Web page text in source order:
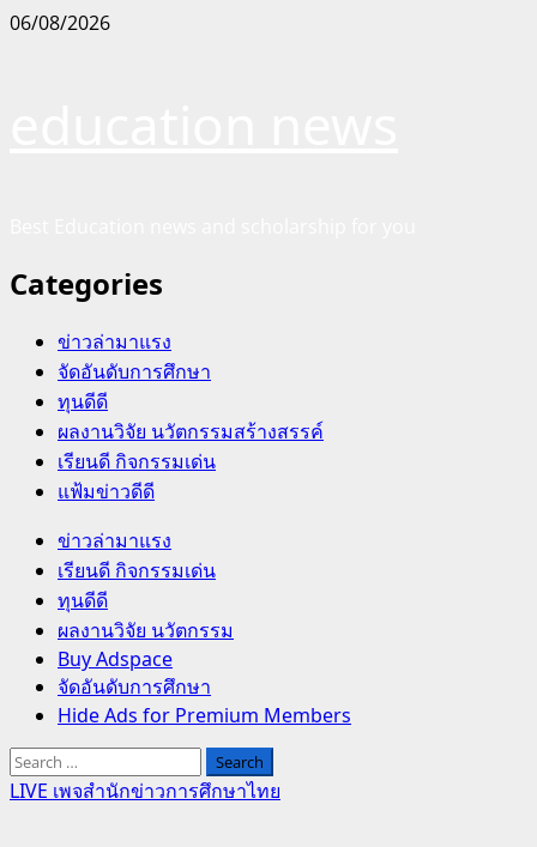
Skip
06/08/2026
Categories
ข่าวล่ามาแรง
จัดอันดับการศึกษา
ทุนดีดี
ผลงานวิจัย นวัตกรรมสร้างสรรค์
เรียนดี กิจกรรมเด่น
แฟ้มข่าวดีดี
Primary
Menu
ข่าวล่ามาแรง
เรียนดี กิจกรรมเด่น
ทุนดีดี
ผลงานวิจัย นวัตกรรม
Buy Adspace
จัดอันดับการศึกษา
Hide Ads for Premium Members
Search
for:
LIVE เพจสำนักข่าวการศึกษาไทย